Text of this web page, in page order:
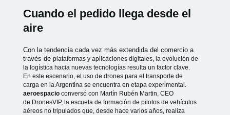
Cuando el pedido llega desde el
aire
Con la tendencia cada vez más extendida del comercio a
través de plataformas y aplicaciones digitales, la evolución de
la logística hacia nuevas tecnologías resulta un factor clave.
En este escenario, el uso de drones para el transporte de
carga en la Argentina se encuentra en etapa experimental.
aeroespacioconversó con Martín Rubén Martin, CEO
de DronesVIP, la escuela de formación de pilotos de vehículos
aéreos no tripulados que, desde hace varios años, realiza